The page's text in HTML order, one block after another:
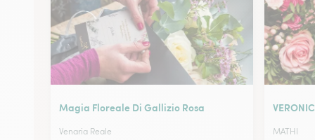
Magia Floreale Di Gallizio Rosa
Venaria Reale MATHI